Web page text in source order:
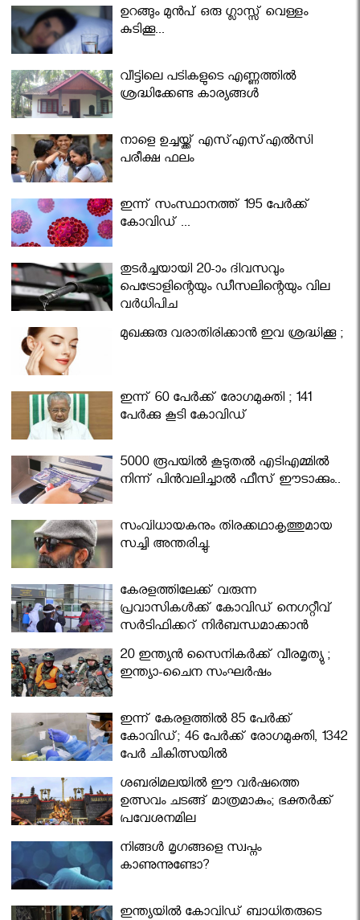
ഉറങ്ങും മുന്‍പ് ഒരു ഗ്ലാസ്സ് വെള്ളം
കുടിക്കൂ...
വീട്ടിലെ പടികളുടെ എണ്ണത്തിൽ
ശ്രദ്ധിക്കേണ്ട കാര്യങ്ങൾ
നാളെ ഉച്ചയ്ക്ക് എസ്എസ്എല്‍സി
പരീക്ഷ ഫലം
ഇന്ന് സംസ്ഥാനത്ത് 195 പേര്‍ക്ക്
കോവിഡ് ...
തുടർച്ചയായി 20-ാം ദിവസവും
പെട്രോളിന്റെയും ഡീസലിന്റെയും വില
വര്‍ധിപ്പിച്ചു
മുഖക്കുരു വരാതിരിക്കാന്‍ ഇവ ശ്രദ്ധിക്കൂ ;
ഇന്ന് 60 പേർക്ക് രോഗമുക്തി ; 141
പേര്‍ക്കു കൂടി കോവിഡ്
5000 രൂപയിൽ കൂടുതൽ എടിഎമ്മിൽ
നിന്ന് പിൻവലിച്ചാൽ ഫീസ് ഈടാക്കും..
സംവിധായകനും തിരക്കഥാകൃത്തുമായ
സച്ചി അന്തരിച്ചു.
കേരളത്തിലേക്ക് വരുന്ന
പ്രവാസികള്‍ക്ക് കോവിഡ് നെഗറ്റീവ്
സര്‍ട്ടിഫിക്കറ്റ് നിർബന്ധമാക്കാൻ
മന്ത്രിസഭ
20 ഇന്ത്യൻ സൈനികർക്ക് വീരമൃത്യു ;
ഇന്ത്യാ-ചൈന സംഘർഷം
ഇന്ന് കേരളത്തിൽ 85 പേർക്ക്
കോവിഡ്; 46 പേർക്ക് രോഗമുക്തി, 1342
പേർ ചികിത്സയിൽ
ശബരിമലയില്‍ ഈ വർഷത്തെ
ഉത്സവം ചടങ്ങ് മാത്രമാകും; ഭക്തർക്ക്
പ്രവേശനമില്ല
നിങ്ങള്‍ മൃഗങ്ങളെ സ്വപ്നം
കാണുന്നുണ്ടോ?
ഇന്ത്യയിൽ കോവിഡ് ബാധിതരുടെ